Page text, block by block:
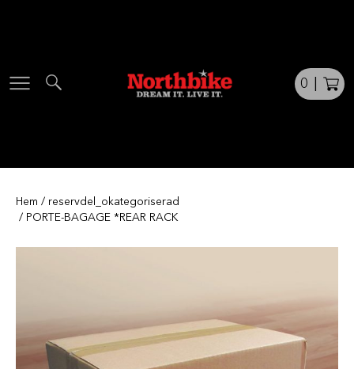
0
Hem / reservdel_okategoriserad
/ PORTE-BAGAGE *REAR RACK